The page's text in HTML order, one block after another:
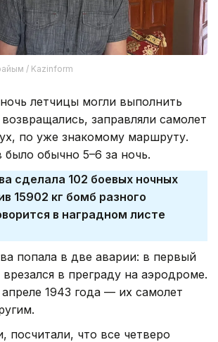
/ Kazinform
летчицы могли выполнить
заправляли самолет
по уже знакомому маршруту.
обычно 5–6 за ночь.
сделала 102 боевых ночных
15902 кг бомб разного
в наградном листе
попала в две аварии: в первый
в преграду на аэродроме.
1943 года — их самолет
посчитали, что все четверо